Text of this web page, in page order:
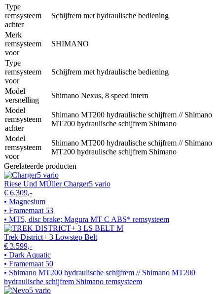
Type
remsysteem
achter
Schijfrem met hydraulische bediening
Merk
remsysteem
voor
SHIMANO
Type
remsysteem
voor
Schijfrem met hydraulische bediening
Model
versnelling
Shimano Nexus, 8 speed intern
Model
remsysteem
achter
Shimano MT200 hydraulische schijfrem // Shimano
MT200 hydraulische schijfrem Shimano
Model
remsysteem
voor
Shimano MT200 hydraulische schijfrem // Shimano
MT200 hydraulische schijfrem Shimano
Gerelateerde producten
Riese Und MÜller Charger5 vario
€ 6.309,-
• Magnesium
• Framemaat 53
• MT5, disc brake; Magura MT C ABS* remsysteem
Trek District+ 3 Lowstep Belt
€ 3.599,-
• Dark Aquatic
• Framemaat 50
• Shimano MT200 hydraulische schijfrem // Shimano MT200
hydraulische schijfrem Shimano remsysteem